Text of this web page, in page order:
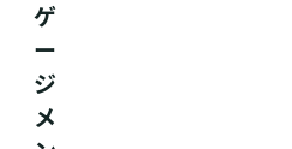
ゲ
ー
ジ
メ